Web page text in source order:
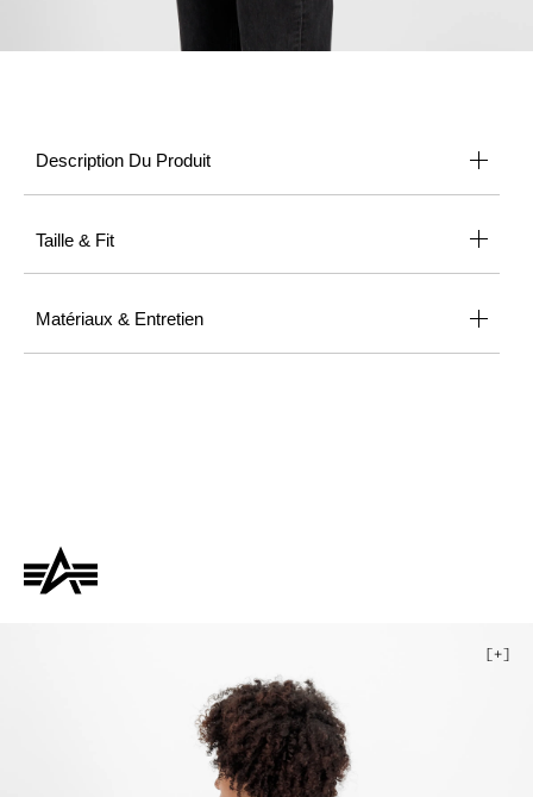
Description Du Produit
Taille & Fit
Matériaux & Entretien